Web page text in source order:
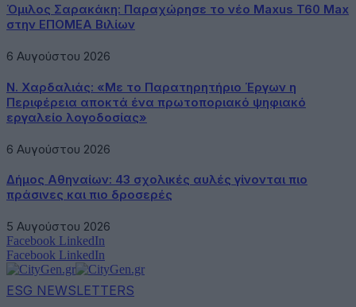
Όμιλος Σαρακάκη: Παραχώρησε το νέο Maxus T60 Max
στην ΕΠΟΜΕΑ Βιλίων
6 Αυγούστου 2026
Ν. Χαρδαλιάς: «Με το Παρατηρητήριο Έργων η
Περιφέρεια αποκτά ένα πρωτοποριακό ψηφιακό
εργαλείο λογοδοσίας»
6 Αυγούστου 2026
Δήμος Αθηναίων: 43 σχολικές αυλές γίνονται πιο
πράσινες και πιο δροσερές
5 Αυγούστου 2026
Facebook LinkedIn
Facebook LinkedIn
ESG NEWSLETTERS